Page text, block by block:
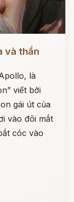
và thần
là
viết bởi
gái út của
vào đôi mắt
cóc vào